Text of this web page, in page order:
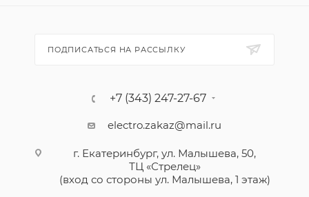
ПОДПИСАТЬСЯ НА РАССЫЛКУ
+7 (343) 247-27-67
electro.zakaz@mail.ru
г. Екатеринбург, ул. Малышева, 50,
ТЦ «Стрелец»
(вход со стороны ул. Малышева, 1 этаж)